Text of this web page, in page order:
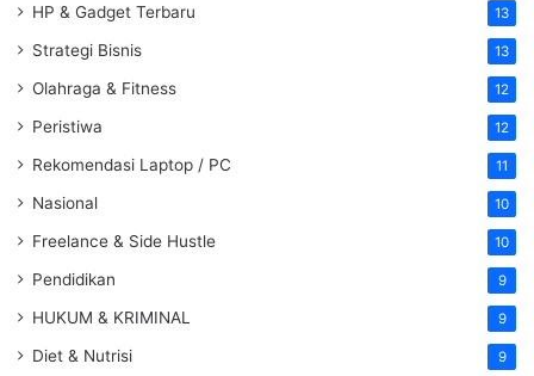
HP & Gadget Terbaru 13
Strategi Bisnis 13
Olahraga & Fitness 12
Peristiwa 12
Rekomendasi Laptop / PC 11
Nasional 10
Freelance & Side Hustle 10
Pendidikan 9
HUKUM & KRIMINAL 9
Diet & Nutrisi 9